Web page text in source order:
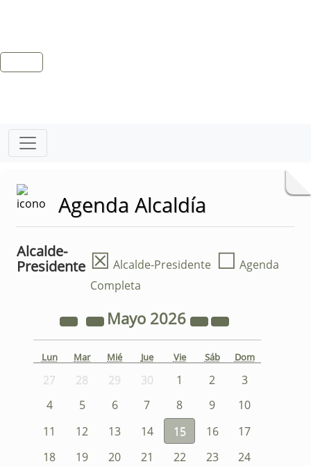
Agenda Alcaldía
Alcalde-
Presidente ☒ Alcalde-Presidente ☐ Agenda
Completa
Mayo 2026
Lun Mar Mié Jue Vie Sáb Dom
27 28 29 30 1 2
3
4
5 6 7 8 9
10
11
12 13 14 15 16
17
18
19 20 21 22 23
24